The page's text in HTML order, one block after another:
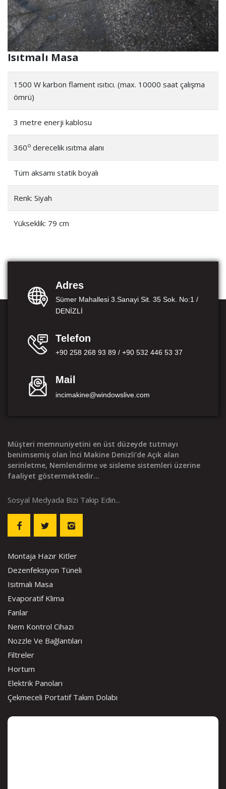
Isıtmalı Masa
1500 W karbon flament ısıtıcı. (max. 10000 saat çalışma
ömrü)
3 metre enerji kablosu
360o derecelik ısıtma alanı
Tüm aksamı statik boyalı
Renk: Siyah
Yükseklik: 79 cm
Adres
Sümer Mahallesi 3.Sanayi Sit. 35 Sok. No:1 /
DENİZLİ
Telefon
+90 258 268 93 89 / +90 532 446 53 37
Mail
incimakine@windowslive.com
Müşteri memnuniyetini en üst düzeyde tutmayı
benimsemiş olan İnci Makine Denizli’de Açık alan
serinletme, Nemlendirme ve sisleme sistemleri üzerine
faaliyet göstermektedir...
Sosyal Medyada Bizi Takip Edin...
Montaja Hazır Kitler
Dezenfeksiyon Tüneli
Isıtmalı Masa
Evaporatif Klima
Fanlar
Nem Kontrol Cihazı
Nozzle Ve Bağlantıları
Filtreler
Hortum
Elektrik Panoları
Çekmeceli Portatif Takım Dolabı